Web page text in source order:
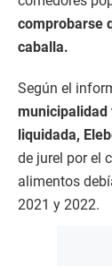
comprobarse
caballa.
Según el
municipalidad
liquidada,
de jurel por el
alimentos
2021 y 2022.